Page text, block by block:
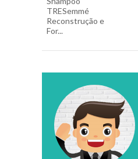
TRESemmé
Reconstrução e
For...